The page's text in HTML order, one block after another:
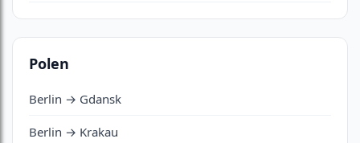
Polen
Berlin → Gdansk
Berlin → Krakau